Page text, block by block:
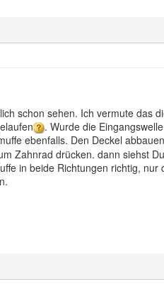
schon sehen. Ich vermute das
. Wurde die
ebenfalls. Den Deckel
Zahnrad drücken. dann siehst Du
in beide Richtungen richtig, nur